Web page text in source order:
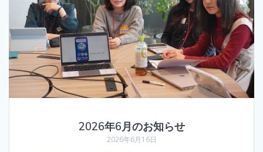
2026年6月のお知らせ
2026年6月16日